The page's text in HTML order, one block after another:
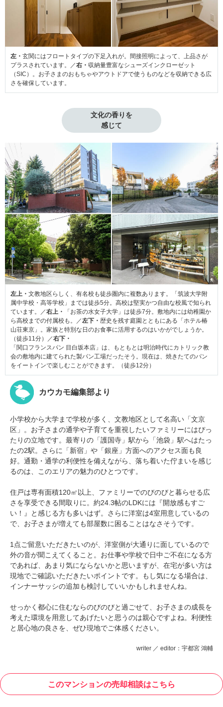
左・ 玄関にはフロートタイプの下足入れが。間接照明によって、上品さが
プラスされています。／右・ 収納量豊富なシューズインクローゼット
（SIC）。お子さまのおもちゃやアウトドアで使うものなどを収納できる広
さを確保しています。
文化の香りを
感じて
左上・ 文教地区らしく、有名校も徒歩圏内に複数あります。「筑波大学附
属中学校・高等学校」までは徒歩5分。高校は堅実かつ自由な校風で知られ
ています。／右上・
「お茶の水女子大学」は徒歩7分。敷地内には幼稚園か
ら高校までの付属校も。／左下・ 歴史を残す庭園とともにある「ホテル椿
山荘東京」。家族と特別な日のお食事に活用するのはいかがでしょうか。
（徒歩11分）／右下・
「関口フランスパン 目白坂本店」は、もともとは明治時代にカトリック教
会の敷地内に建てられた製パン工場だったそう。現在は、焼きたてのパン
をイートインで楽しむことができます。（徒歩12分）
カウカモ編集部より
小学校から大学まで学校が多く、文教地区として名高い「文京
区」。お子さまの通学や子育てを重視したいファミリーにはぴっ
たりの立地です。最寄りの「護国寺」駅から「池袋」駅へはたっ
たの2駅。さらに「新宿」や「銀座」方面へのアクセス面も良
好。通勤・通学の利便性を備えながら、落ち着いた佇まいを感じ
るのは、このエリアの魅力のひとつです。
住戸は専有面積120㎡以上、ファミリーでのびのびと暮らせる広
さを享受できる間取りに。約24.3帖のLDKには『開放感もすご
い！』と感じる方も多いはず。さらに洋室は4室用意しているの
で、お子さまが増えても部屋数に困ることはなさそうです。
1点ご留意いただきたいのが、洋室側が大通りに面しているので
外の音が聞こえてくること。お仕事や学校で日中ご不在になる方
であれば、あまり気にならないかと思いますが、在宅が多い方は
現地でご確認いただきたいポイントです。もし気になる場合は、
インナーサッシの追加も検討していいかもしれませんね。
せっかく都心に住むならのびのびと過ごせて、お子さまの成長を
考えた環境を用意してあげたいと思うのは親心ですよね。利便性
と居心地の良さを、ぜひ現地でご体感ください。
writer ／ editor：宇都宮 鴻輔
このマンションの売却相談はこちら